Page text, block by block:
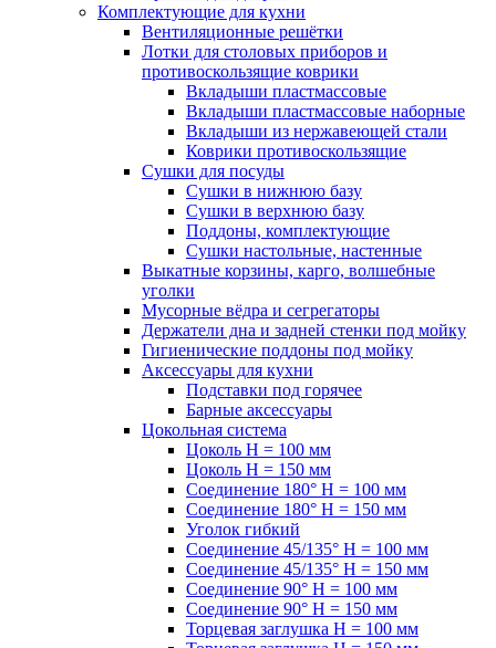
Комплектующие для кухни
Вентиляционные решётки
Лотки для столовых приборов и
противоскользящие коврики
Вкладыши пластмассовые
Вкладыши пластмассовые наборные
Вкладыши из нержавеющей стали
Коврики противоскользящие
Сушки для посуды
Сушки в нижнюю базу
Сушки в верхнюю базу
Поддоны, комплектующие
Сушки настольные, настенные
Выкатные корзины, карго, волшебные
уголки
Мусорные вёдра и сегрегаторы
Держатели дна и задней стенки под мойку
Гигиенические поддоны под мойку
Аксессуары для кухни
Подставки под горячее
Барные аксессуары
Цокольная система
Цоколь H = 100 мм
Цоколь H = 150 мм
Соединение 180° H = 100 мм
Соединение 180° H = 150 мм
Уголок гибкий
Соединение 45/135° H = 100 мм
Соединение 45/135° H = 150 мм
Соединение 90° H = 100 мм
Соединение 90° H = 150 мм
Торцевая заглушка H = 100 мм